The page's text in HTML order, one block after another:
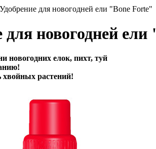
Удобрение для новогодней ели "Bone Forte"
для новогодней
новогодних елок, пихт, туй
хвойных растений!